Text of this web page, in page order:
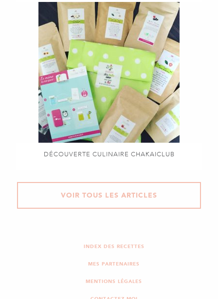
DÉCOUVERTE CULINAIRE CHAKAICLUB
VOIR TOUS LES ARTICLES
INDEX DES RECETTES
MES PARTENAIRES
MENTIONS LÉGALES